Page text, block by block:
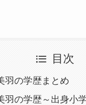
目次
羽の学歴まとめ
羽の学歴～出身小